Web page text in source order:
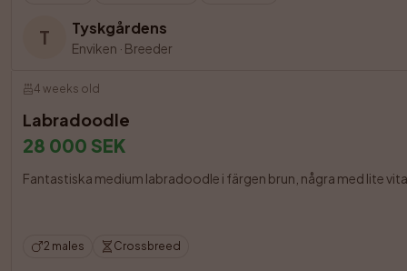
T Tyskgårdens
Enviken · Breeder
4 weeks old
Labradoodle
28 000 SEK
Fantastiska medium labradoodle i färgen brun, några med lite
2 males Crossbreed